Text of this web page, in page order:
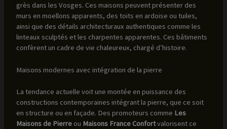
grès dans les Vosges. Ces maisons peuvent présenter des
murs en moellons apparents, des toits en ardoise ou tuiles,
ainsi que des détails architecturaux authentiques comme les
linteaux sculptés et les charpentes apparentes. Ces bâtiments
confèrent un cadre de vie chaleureux, chargé d’histoire.
Maisons modernes avec intégration de la pierre
La tendance actuelle voit une montée en puissance des
constructions contemporaines intégrant la pierre, que ce soit
en structure ou en façade. Des promoteurs comme Les
Maisons de Pierreou Maisons France Confortvalorisent ce